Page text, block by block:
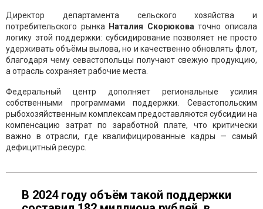
Директор департамента сельского хозяйства и
потребительского рынка
Наталия Скорюкова точно описала
логику этой поддержки: субсидирование позволяет не просто
удерживать объёмы вылова, но и качественно обновлять флот,
благодаря чему севастопольцы получают свежую продукцию,
а отрасль сохраняет рабочие места.
Федеральный центр дополняет региональные усилия
собственными программами поддержки. Севастопольским
рыбохозяйственным комплексам предоставляются субсидии на
компенсацию затрат по заработной плате, что критически
важно в отрасли, где квалифицированные кадры — самый
дефицитный ресурс.
В 2024 году объём такой поддержки